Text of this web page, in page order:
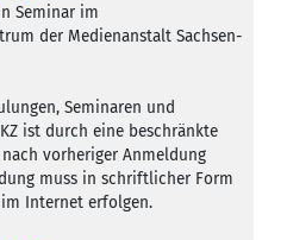
Seminar im
der Medienanstalt Sachsen-
Seminaren und
ist durch eine beschränkte
vorheriger Anmeldung
muss in schriftlicher Form
Internet erfolgen.